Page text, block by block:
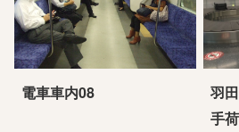
電車車内08
羽
手